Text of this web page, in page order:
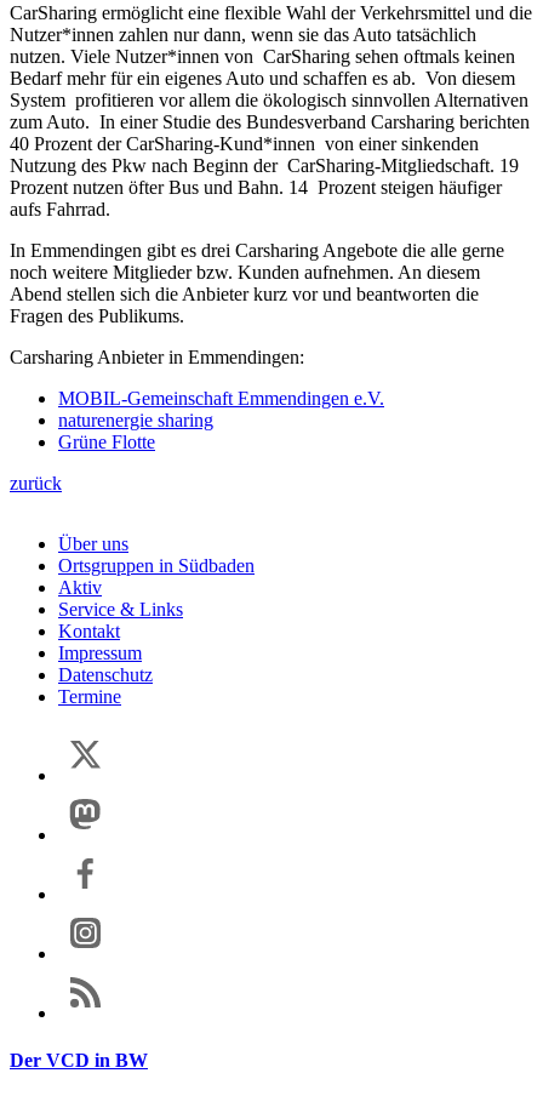
CarSharing ermöglicht eine flexible Wahl der Verkehrsmittel und die
Nutzer*innen zahlen nur dann, wenn sie das Auto tatsächlich
nutzen. Viele Nutzer*innen von CarSharing sehen oftmals keinen
Bedarf mehr für ein eigenes Auto und schaffen es ab. Von diesem
System profitieren vor allem die ökologisch sinnvollen Alternativen
zum Auto. In einer Studie des Bundesverband Carsharing berichten
40 Prozent der CarSharing-Kund*innen von einer sinkenden
Nutzung des Pkw nach Beginn der CarSharing-Mitgliedschaft. 19
Prozent nutzen öfter Bus und Bahn. 14 Prozent steigen häufiger
aufs Fahrrad.
In Emmendingen gibt es drei Carsharing Angebote die alle gerne
noch weitere Mitglieder bzw. Kunden aufnehmen. An diesem
Abend stellen sich die Anbieter kurz vor und beantworten die
Fragen des Publikums.
Carsharing Anbieter in Emmendingen:
MOBIL-Gemeinschaft Emmendingen e.V.
naturenergie sharing
Grüne Flotte
zurück
Über uns
Ortsgruppen in Südbaden
Aktiv
Service & Links
Kontakt
Impressum
Datenschutz
Termine
Der VCD in BW